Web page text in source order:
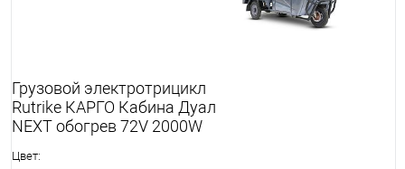
Грузовой электротрицикл
Rutrike КАРГО Кабина Дуал
NEXT обогрев 72V 2000W
Цвет: